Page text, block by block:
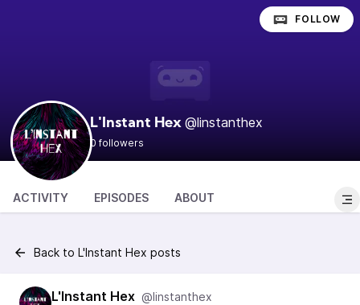
L'Instant Hex @linstanthex
0 followers
FOLLOW
ACTIVITY EPISODES ABOUT
Back to L'Instant Hex posts
L'Instant Hex @linstanthex